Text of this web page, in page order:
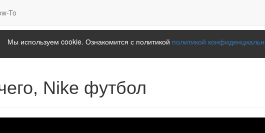
To
Мы используем cookie. Ознакомится с политикой политикой
Nike футбол